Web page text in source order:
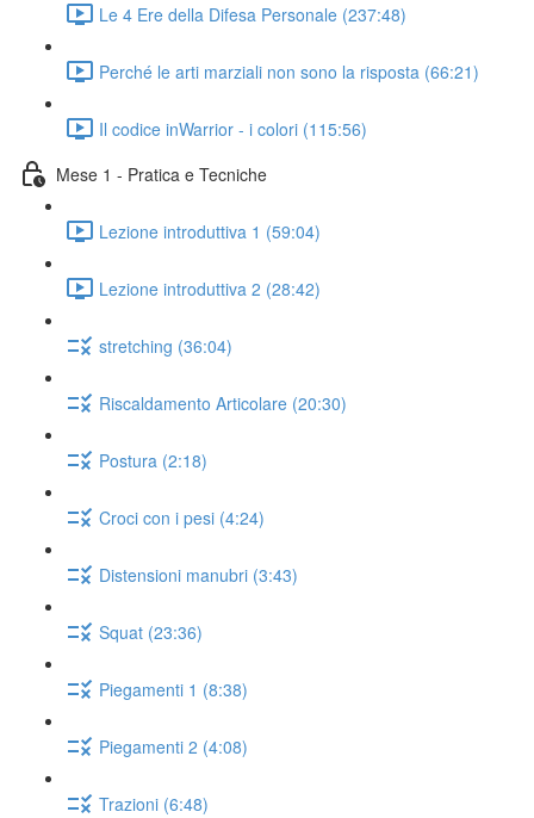
Le 4 Ere della Difesa Personale (237:48)
Perché le arti marziali non sono la risposta (66:21)
Il codice inWarrior - i colori (115:56)
Mese 1 - Pratica e Tecniche
Lezione introduttiva 1 (59:04)
Lezione introduttiva 2 (28:42)
stretching (36:04)
Riscaldamento Articolare (20:30)
Postura (2:18)
Croci con i pesi (4:24)
Distensioni manubri (3:43)
Squat (23:36)
Piegamenti 1 (8:38)
Piegamenti 2 (4:08)
Trazioni (6:48)